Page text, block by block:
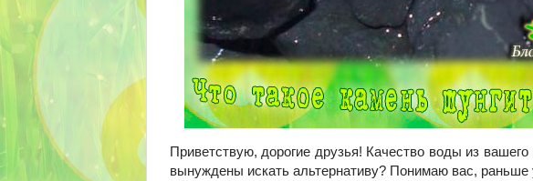
Приветствую, дорогие друзья! Качество воды из
вынуждены искать альтернативу? Понимаю вас,